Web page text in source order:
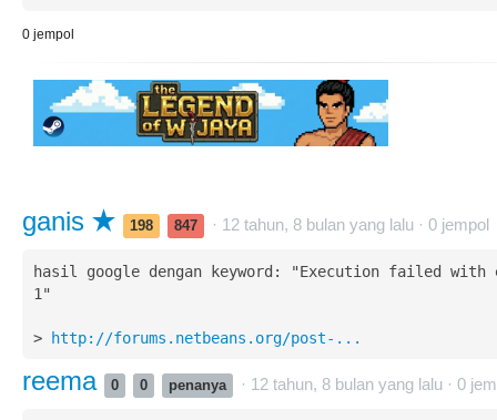
0 jempol
ganis 198 847 · 12 tahun, 8 bulan yang lalu · 0 jempol
hasil google dengan keyword: "Execution failed with
1"
> http://forums.netbeans.org/post-...
reema 0 0 penanya · 12 tahun, 8 bulan yang lalu · 0